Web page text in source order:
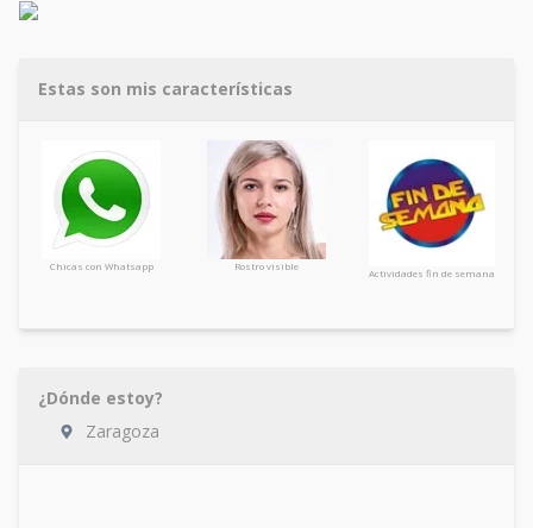
Estas son mis características
Chicas con Whatsapp Rostro visible
Actividades fin de semana
¿Dónde estoy?
Zaragoza